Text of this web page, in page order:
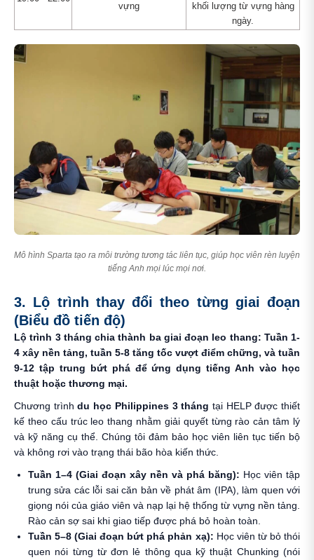
vựng
khối lượng từ vựng hàng
ngày.
Mô hình Sparta tạo ra môi trường tương tác liên tục, giúp học viên rèn luyện
tiếng Anh mọi lúc mọi nơi.
3. Lộ trình thay đổi theo từng giai đoạn
(Biểu đồ tiến độ)
Lộ trình 3 tháng chia thành ba giai đoạn leo thang: Tuần 1-
4 xây nền tảng, tuần 5-8 tăng tốc vượt điểm chững, và tuần
9-12 tập trung bứt phá để ứng dụng tiếng Anh vào học
thuật hoặc thương mại.
Chương trìnhdu học Philippines 3 tháng tại HELP được thiết
kế theo cấu trúc leo thang nhằm giải quyết từng rào cản tâm lý
và kỹ năng cụ thể. Chúng tôi đảm bảo học viên liên tục tiến bộ
và không rơi vào trạng thái bão hòa kiến thức.
Tuần 1–4 (Giai đoạn xây nền và phá băng): Học viên tập
trung sửa các lỗi sai căn bản về phát âm (IPA), làm quen với
giọng nói của giáo viên và nạp lại hệ thống từ vựng nền tảng.
Rào cản sợ sai khi giao tiếp được phá bỏ hoàn toàn.
Tuần 5–8 (Giai đoạn bứt phá phản xạ): Học viên từ bỏ thói
quen nói từng từ đơn lẻ thông qua kỹ thuật Chunking (nói